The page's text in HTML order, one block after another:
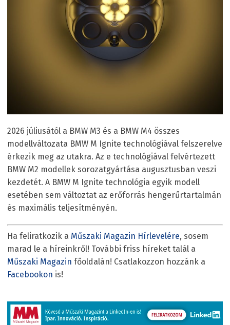
2026 júliusától a BMW M3 és a BMW M4 összes
modellváltozata BMW M Ignite technológiával felszerelve
érkezik meg az utakra. Az e technológiával felvértezett
BMW M2 modellek sorozatgyártása augusztusban veszi
kezdetét. A BMW M Ignite technológia egyik modell
esetében sem változtat az erőforrás hengerűrtartalmán
és maximális teljesítményén.
Ha feliratkozik a Műszaki Magazin Hírlevelére, sosem
marad le a híreinkről! További friss híreket talál a
Műszaki Magazin főoldalán! Csatlakozzon hozzánk a
Facebookon is!